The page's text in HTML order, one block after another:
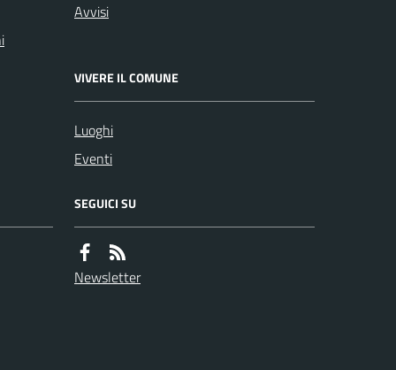
Avvisi
VIVERE IL COMUNE
Luoghi
Eventi
SEGUICI SU
Newsletter